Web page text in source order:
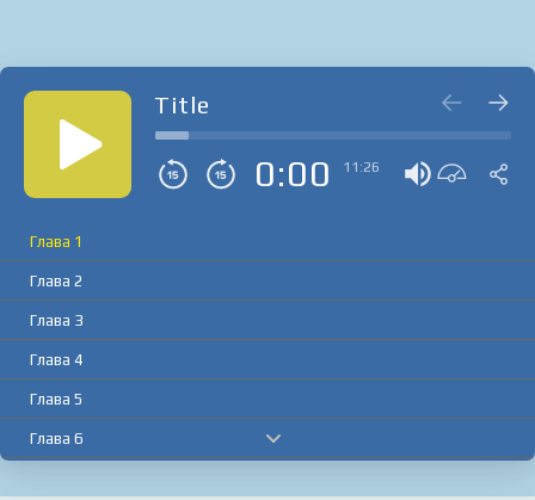
Title
0:00 11:26
Глава 1
Глава 2
Глава 3
Глава 4
Глава 5
Глава 6